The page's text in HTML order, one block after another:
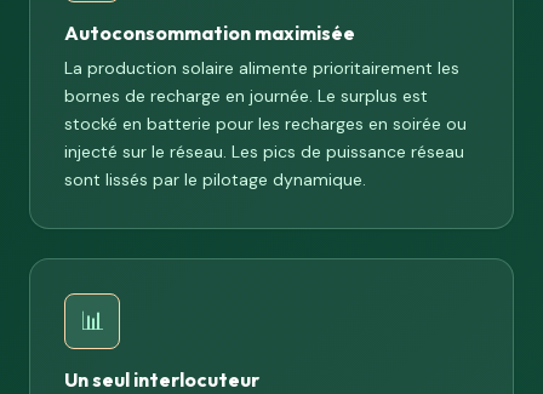
Autoconsommation maximisée
La production solaire alimente prioritairement les
bornes de recharge en journée. Le surplus est
stocké en batterie pour les recharges en soirée ou
injecté sur le réseau. Les pics de puissance réseau
sont lissés par le pilotage dynamique.
📊
Un seul interlocuteur